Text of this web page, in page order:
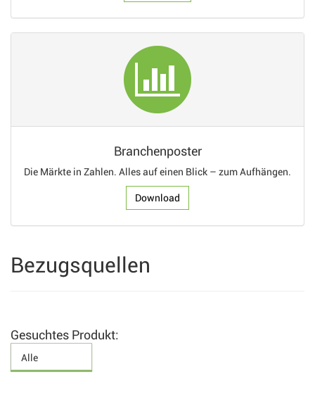
Branchenposter
Die Märkte in Zahlen. Alles auf einen Blick – zum Aufhängen.
Download
Bezugsquellen
Gesuchtes Produkt: